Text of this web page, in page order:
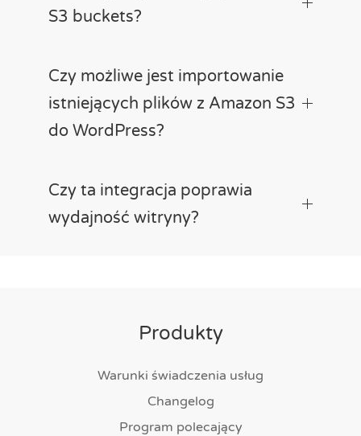
S3 buckets?
Czy możliwe jest importowanie
istniejących plików z Amazon S3
do WordPress?
Czy ta integracja poprawia
wydajność witryny?
Produkty
Warunki świadczenia usług
Changelog
Program polecający